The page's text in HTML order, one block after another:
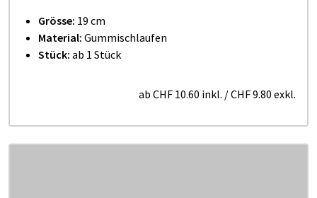
Grösse: 19 cm
Material: Gummischlaufen
Stück: ab 1 Stück
ab CHF 10.60 inkl. /CHF 9.80 exkl.